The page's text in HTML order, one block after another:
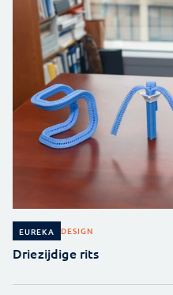
EUREKA DESIGN
Driezijdige rits